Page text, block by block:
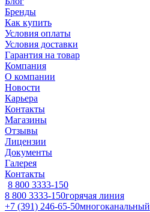
Бренды
Как купить
Условия оплаты
Условия доставки
Гарантия на товар
Компания
О компании
Новости
Карьера
Контакты
Магазины
Отзывы
Лицензии
Документы
Галерея
Контакты
8 800 3333-150
8 800 3333-150горячая линия
+7 (391) 246-65-50многоканальный